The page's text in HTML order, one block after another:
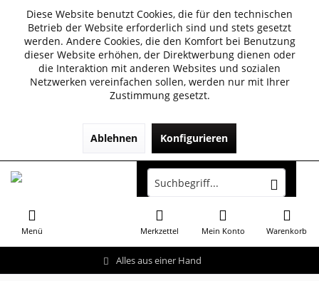
Diese Website benutzt Cookies, die für den technischen
Betrieb der Website erforderlich sind und stets gesetzt
werden. Andere Cookies, die den Komfort bei Benutzung
dieser Website erhöhen, der Direktwerbung dienen oder
die Interaktion mit anderen Websites und sozialen
Netzwerken vereinfachen sollen, werden nur mit Ihrer
Zustimmung gesetzt.
Ablehnen Konfigurieren
Alles aus einer Hand
Menü Warenkorb
Merkzettel Mein Konto